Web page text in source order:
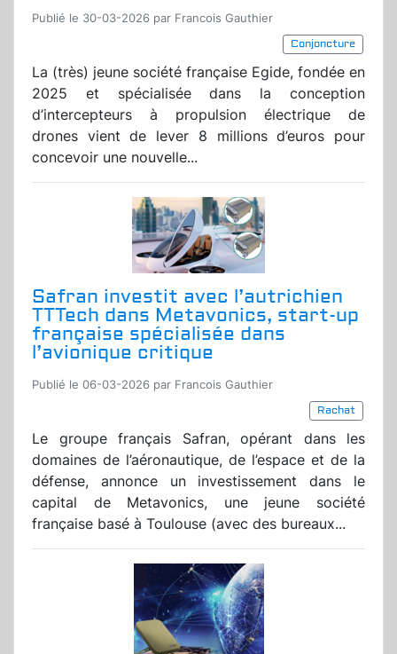
Publié le 30-03-2026 par Francois Gauthier
Conjoncture
La (très) jeune société française Egide, fondée en
2025 et spécialisée dans la conception
d’intercepteurs à propulsion électrique de
drones vient de lever 8 millions d’euros pour
concevoir une nouvelle...
Safran investit avec l’autrichien
TTTech dans Metavonics, start-up
française spécialisée dans
l’avionique critique
Publié le 06-03-2026 par Francois Gauthier
Rachat
Le groupe français Safran, opérant dans les
domaines de l’aéronautique, de l’espace et de la
défense, annonce un investissement dans le
capital de Metavonics, une jeune société
française basé à Toulouse (avec des bureaux...